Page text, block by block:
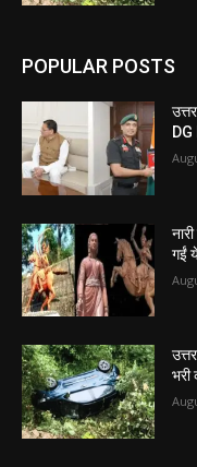
POPULAR POSTS
DG
गईं
भरी